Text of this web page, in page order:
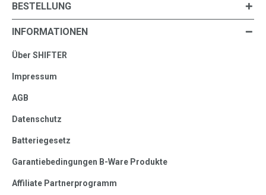
BESTELLUNG
INFORMATIONEN
Über SHIFTER
Impressum
AGB
Datenschutz
Batteriegesetz
Garantiebedingungen B-Ware Produkte
Affiliate Partnerprogramm